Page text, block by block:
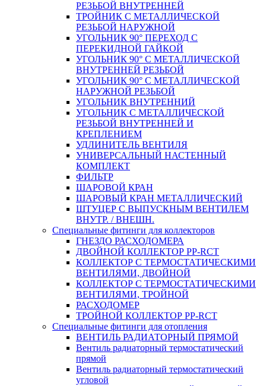
РЕЗЬБОЙ ВНУТРЕННЕЙ
ТРОЙНИК С МЕТАЛЛИЧЕСКОЙ
РЕЗЬБОЙ НАРУЖНОЙ
УГОЛЬНИК 90° ПЕРЕХОД С
ПЕРЕКИДНОЙ ГАЙКОЙ
УГОЛЬНИК 90° С МЕТАЛЛИЧЕСКОЙ
ВНУТРЕННEЙ РЕЗЬБОЙ
УГОЛЬНИК 90° С МЕТАЛЛИЧЕСКОЙ
НАРУЖНОЙ РЕЗЬБОЙ
УГОЛЬНИК ВНУТРЕННИЙ
УГОЛЬНИК С МЕТАЛЛИЧЕСКОЙ
РЕЗЬБОЙ ВНУТРЕННЕЙ И
КРЕПЛЕНИЕМ
УДЛИНИТЕЛЬ ВЕНТИЛЯ
УНИВЕРСАЛЬНЫЙ НАСТЕННЫЙ
КОМПЛЕКТ
ФИЛЬТР
ШАРОВОЙ КРАН
ШАРОВЫЙ КРАН МЕТАЛЛИЧЕСКИЙ
ШТУЦЕР С ВЫПУСКНЫМ ВЕНТИЛЕМ
ВНУТР. / ВНЕШН.
Специальные фитинги для коллекторов
ГНЕЗДО РАСХОДОМЕРА
ДВОЙНОЙ КОЛЛЕКТОР PP-RCT
КОЛЛЕКТОР С ТЕРМОСТАТИЧЕСКИМИ
ВЕНТИЛЯМИ, ДВОЙНОЙ
КОЛЛЕКТОР С ТЕРМОСТАТИЧЕСКИМИ
ВЕНТИЛЯМИ, ТРОЙНОЙ
РАСХОДОМЕР
ТРОЙНОЙ КОЛЛЕКТОР PP-RCT
Специальные фитинги для отопления
ВЕНТИЛЬ РАДИАТОРНЫЙ ПРЯМОЙ
Вентиль радиаторный термостатический
прямой
Вентиль радиаторный термостатический
угловой